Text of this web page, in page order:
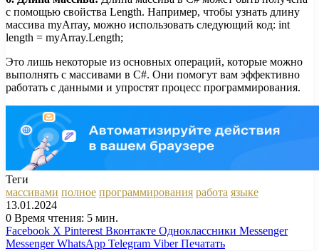
с помощью свойства Length. Например, чтобы узнать длину
массива myArray, можно использовать следующий код: int
length = myArray.Length;
Это лишь некоторые из основных операций, которые можно
выполнять с массивами в C#. Они помогут вам эффективно
работать с данными и упростят процесс программирования.
Теги
массивами полное программирования работа языке
13.01.2024
0 Время чтения: 5 мин.
Facebook X Pinterest Вконтакте Одноклассники Messenger
Messenger WhatsApp Telegram Viber Печатать